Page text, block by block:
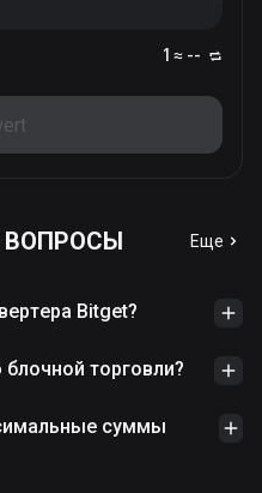
1 ≈ --
ВОПРОСЫ Еще
Bitget?
торговли?
суммы